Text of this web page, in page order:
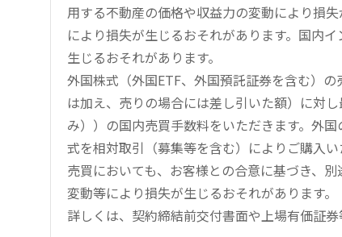
用する不動産の価格や収益力の変動により損
により損失が生じるおそれがあります。国内
生じるおそれがあります。
外国株式（外国ETF、外国預託証券を含む）
は加え、売りの場合には差し引いた額）に対
み））の国内売買手数料をいただきます。外
式を相対取引（募集等を含む）によりご購入
売買においても、お客様との合意に基づき、
変動等により損失が生じるおそれがあります。
詳しくは、契約締結前交付書面や上場有価証